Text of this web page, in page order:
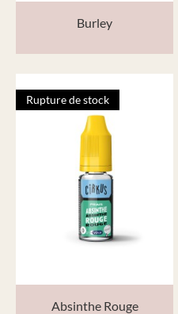
Burley
Absinthe Rouge
Rupture de stock